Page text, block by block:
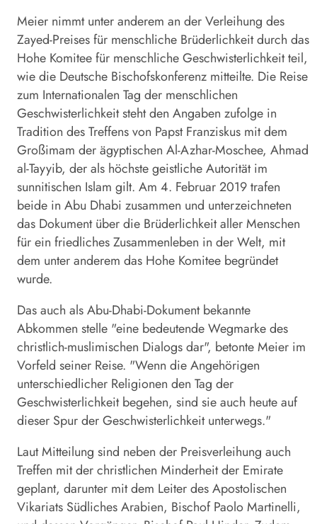
Meier nimmt unter anderem an der Verleihung des
Zayed-Preises für menschliche Brüderlichkeit durch das
Hohe Komitee für menschliche Geschwisterlichkeit teil,
wie die Deutsche Bischofskonferenz mitteilte. Die Reise
zum Internationalen Tag der menschlichen
Geschwisterlichkeit steht den Angaben zufolge in
Tradition des Treffens von Papst Franziskus mit dem
Großimam der ägyptischen Al-Azhar-Moschee, Ahmad
al-Tayyib, der als höchste geistliche Autorität im
sunnitischen Islam gilt. Am 4. Februar 2019 trafen
beide in Abu Dhabi zusammen und unterzeichneten
das Dokument über die Brüderlichkeit aller Menschen
für ein friedliches Zusammenleben in der Welt, mit
dem unter anderem das Hohe Komitee begründet
wurde.
Das auch als Abu-Dhabi-Dokument bekannte
Abkommen stelle "eine bedeutende Wegmarke des
christlich-muslimischen Dialogs dar", betonte Meier im
Vorfeld seiner Reise. "Wenn die Angehörigen
unterschiedlicher Religionen den Tag der
Geschwisterlichkeit begehen, sind sie auch heute auf
dieser Spur der Geschwisterlichkeit unterwegs."
Laut Mitteilung sind neben der Preisverleihung auch
Treffen mit der christlichen Minderheit der Emirate
geplant, darunter mit dem Leiter des Apostolischen
Vikariats Südliches Arabien, Bischof Paolo Martinelli,